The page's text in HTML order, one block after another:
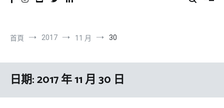
首頁 2017 11 月 30
日期:2017 年 11 月 30 日